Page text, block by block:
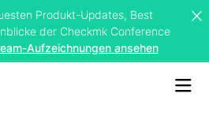
Produkt-Updates, Best
der Checkmk Conference
Aufzeichnungen ansehen